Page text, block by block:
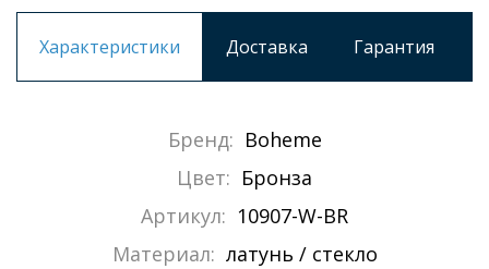
Характеристики Доставка Гарантия
Бренд: Boheme
Цвет: Бронза
Артикул: 10907-W-BR
Материал: латунь / стекло